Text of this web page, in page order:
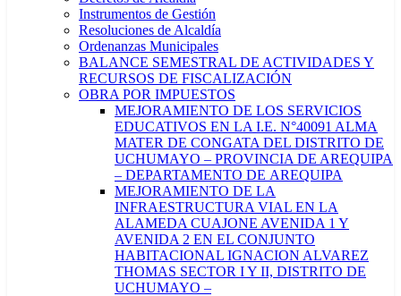
Instrumentos de Gestión
Resoluciones de Alcaldía
Ordenanzas Municipales
BALANCE SEMESTRAL DE ACTIVIDADES Y
RECURSOS DE FISCALIZACIÓN
OBRA POR IMPUESTOS
MEJORAMIENTO DE LOS SERVICIOS
EDUCATIVOS EN LA I.E. N°40091 ALMA
MATER DE CONGATA DEL DISTRITO DE
UCHUMAYO – PROVINCIA DE AREQUIPA
– DEPARTAMENTO DE AREQUIPA
MEJORAMIENTO DE LA
INFRAESTRUCTURA VIAL EN LA
ALAMEDA CUAJONE AVENIDA 1 Y
AVENIDA 2 EN EL CONJUNTO
HABITACIONAL IGNACION ALVAREZ
THOMAS SECTOR I Y II, DISTRITO DE
UCHUMAYO –